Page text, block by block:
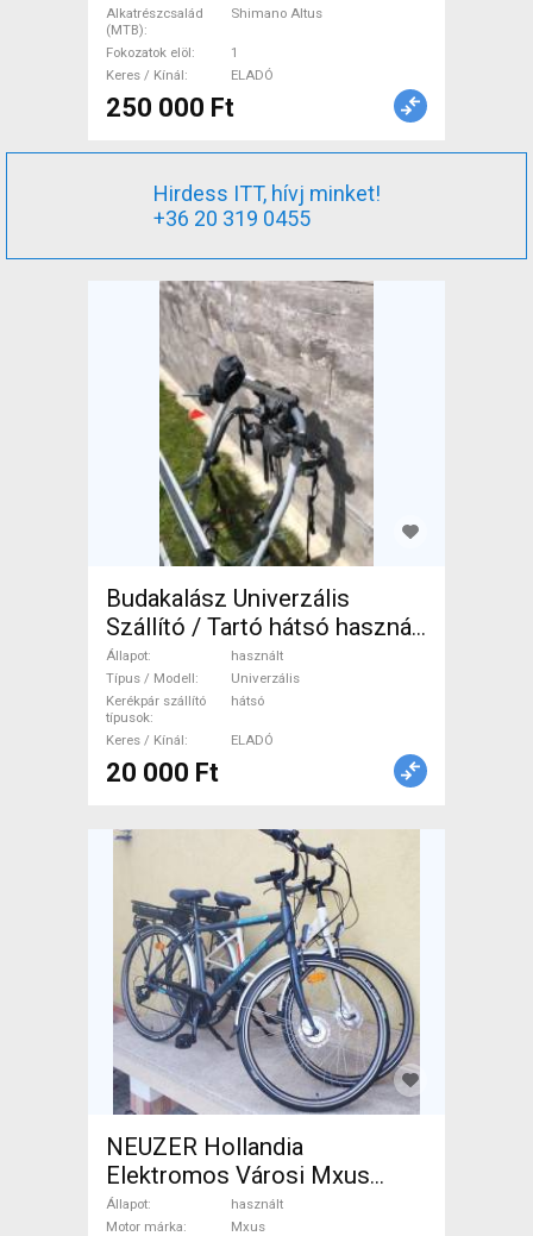
Alkatrészcsalád
(MTB)
Shimano Altus
Fokozatok elöl
1
Keres / Kínál
ELADÓ
250 000 Ft
Hirdess ITT, hívj minket!
+36 20 319 0455
Budakalász Univerzális
Szállító / Tartó hátsó használt
ELADÓ
Állapot
használt
Típus / Modell
Univerzális
Kerékpár szállító
típusok
hátsó
Keres / Kínál ELADÓ
20 000 Ft
NEUZER Hollandia
Elektromos Városi Mxus
használt ELADÓ
Állapot
használt
Motor márka
Mxus